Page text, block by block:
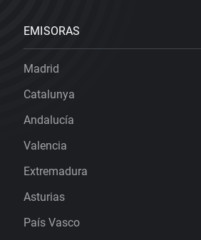
EMISORAS
Madrid
Catalunya
Andalucía
Valencia
Extremadura
Asturias
País Vasco